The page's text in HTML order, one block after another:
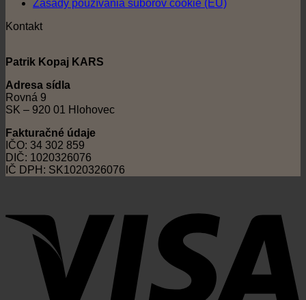
Zásady používania súborov cookie (EÚ)
Kontakt
Patrik Kopaj KARS
Adresa sídla
Rovná 9
SK – 920 01 Hlohovec
Fakturačné údaje
IČO: 34 302 859
DIČ: 1020326076
IČ DPH: SK1020326076